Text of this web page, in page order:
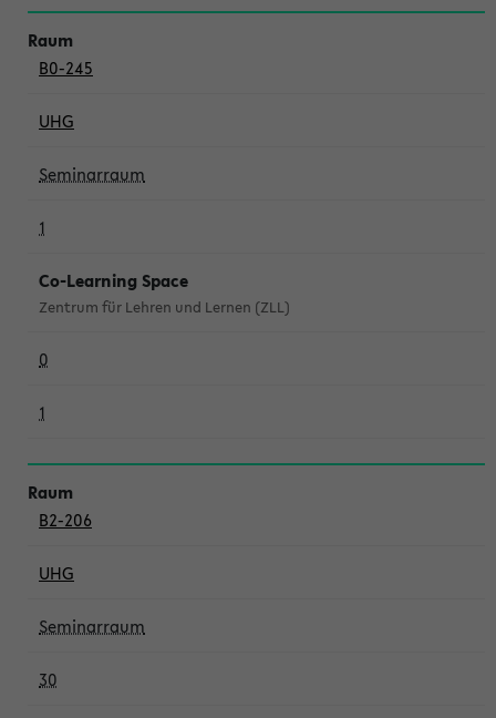
B0-245
UHG
Seminarraum
1
Co-Learning Space
Zentrum für Lehren und Lernen (ZLL)
0
1
B2-206
UHG
Seminarraum
30